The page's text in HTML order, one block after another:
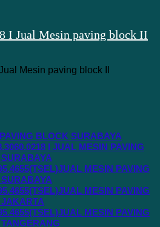
BLOCK SURABAYA
I JUAL MESIN PAVING
MESIN PAVING
MESIN PAVING
MESIN PAVING